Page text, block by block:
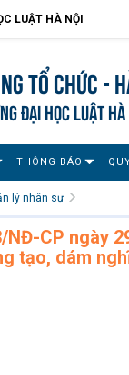
LUẬT HÀ NỘI
Tổ chức -
ĐẠI HỌC LUẬT
THÔNG BÁO
lý nhân sự
NĐ-CP ngày
tạo, dám